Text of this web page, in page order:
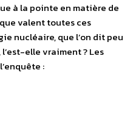
à la pointe en matière de
valent toutes ces
nucléaire, que l’on dit peu
elle vraiment ? Les
: